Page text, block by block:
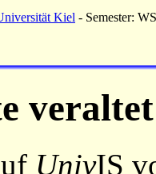
Kiel - Semester:
veraltet
UnivIS